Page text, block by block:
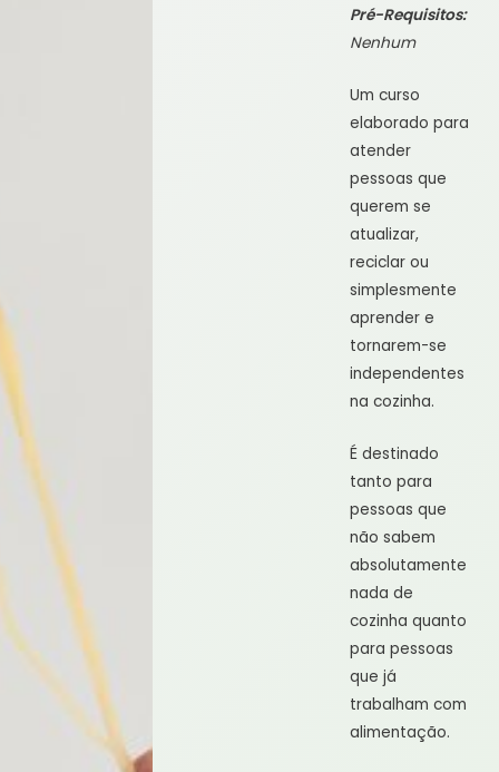
Pré-Requisitos:
Nenhum
Um curso
elaborado para
atender
pessoas que
querem se
atualizar,
reciclar ou
simplesmente
aprender e
tornarem-se
independentes
na cozinha.
É destinado
tanto para
pessoas que
não sabem
absolutamente
nada de
cozinha quanto
para pessoas
que já
trabalham com
alimentação.